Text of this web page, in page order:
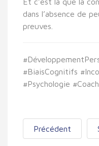
dans l’absence de
preuves.
#BiaisCognitifs
#Psychologie
Précédent